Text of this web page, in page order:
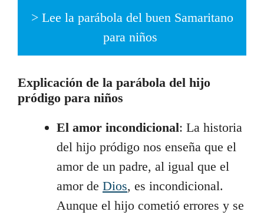
> Lee la parábola del buen Samaritano
para niños
Explicación de la parábola del hijo
pródigo para niños
El amor incondicional: La historia
del hijo pródigo nos enseña que el
amor de un padre, al igual que el
amor de Dios, es incondicional.
Aunque el hijo cometió errores y se